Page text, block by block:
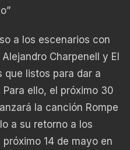
a los escenarios con
Charpenell y El
que listos para dar a
ello, el próximo 30
la canción Rompe
a su retorno a los
14 de mayo en